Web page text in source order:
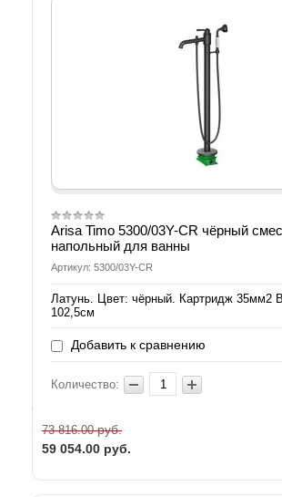
Arisa Timo 5300/03Y-CR чёрный
напольный для ванны
Артикул: 5300/03Y-CR
Латунь. Цвет: чёрный. Картридж 35мм2
102,5см
Добавить к сравнению
Количество:
73 816.00руб.
59 054.00 руб.